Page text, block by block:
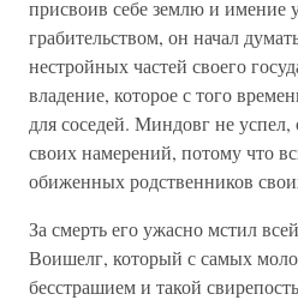
присвоив себе землю и имение
грабительством, он начал
нестройных частей своего
владение, которое с того
для соседей. Миндовг не успел,
своих намерений, потому что
обиженных родственников
За смерть его ужасно мстил
Воишелг, который с самых
бесстрашием и такой